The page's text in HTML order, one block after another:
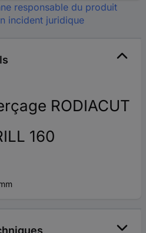
responsable du produit
incident juridique
RODIACUT
160